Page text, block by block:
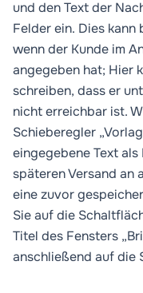
und den Text der
Felder ein. Dies
wenn der Kunde im
angegeben hat; Hier
schreiben, dass er
nicht erreichbar ist.
Schieberegler
eingegebene Text
späteren Versand an
eine zuvor
Sie auf die
Titel des Fensters
anschließend auf die